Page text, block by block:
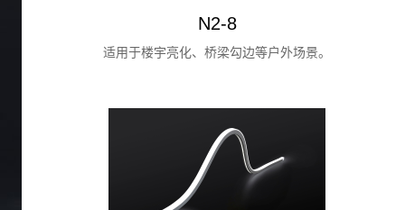
N2-8
适用于楼宇亮化、桥梁勾边等户外场景。